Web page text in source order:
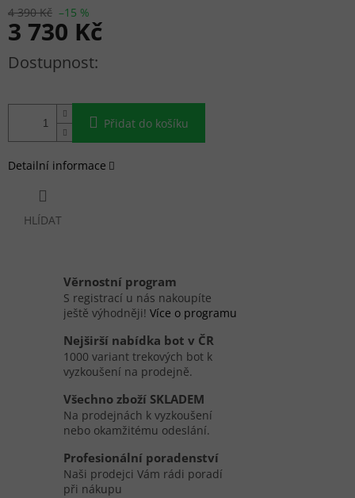
4 390 Kč –15 %
3 730 Kč
Měrná cena:
Přidat do košíku
Detailní informace
HLÍDAT
Věrnostní program
S registrací u nás nakoupíte
ještě výhodněji! Více o programu
Nejširší nabídka bot v ČR
1000 variant trekových bot k
vyzkoušení na prodejně.
Všechno zboží SKLADEM
Na prodejnách k vyzkoušení
nebo okamžitému odeslání.
Profesionální poradenství
Naši prodejci Vám rádi poradí
při nákupu